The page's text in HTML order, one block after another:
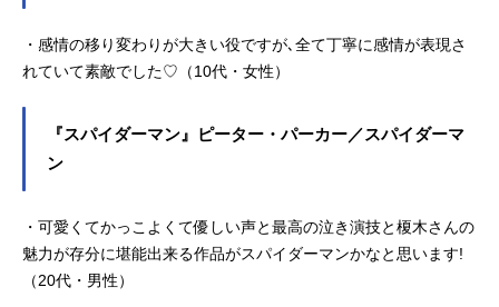
・感情の移り変わりが大きい役ですが､全て丁寧に感情が表現さ
れていて素敵でした♡（10代・女性）
『スパイダーマン』ピーター・パーカー／スパイダーマ
ン
・可愛くてかっこよくて優しい声と最高の泣き演技と榎木さんの
魅力が存分に堪能出来る作品がスパイダーマンかなと思います!
（20代・男性）